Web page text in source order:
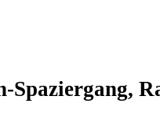
Spaziergang,